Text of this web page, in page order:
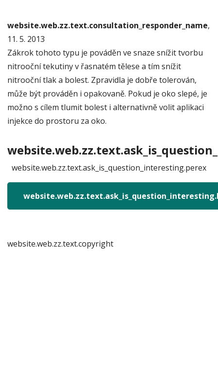
website.web.zz.text.consultation_responder_name,
11. 5. 2013
Zákrok tohoto typu je pováděn ve snaze snížit tvorbu
nitrooční tekutiny v řasnatém tělese a tím snížit
nitrooční tlak a bolest. Zpravidla je dobře tolerován,
může být prováděn i opakovaně. Pokud je oko slepé, je
možno s cílem tlumit bolest i alternativně volit aplikaci
injekce do prostoru za oko.
website.web.zz.text.ask_is_question_interesting.perex
website.web.zz.text.copyright